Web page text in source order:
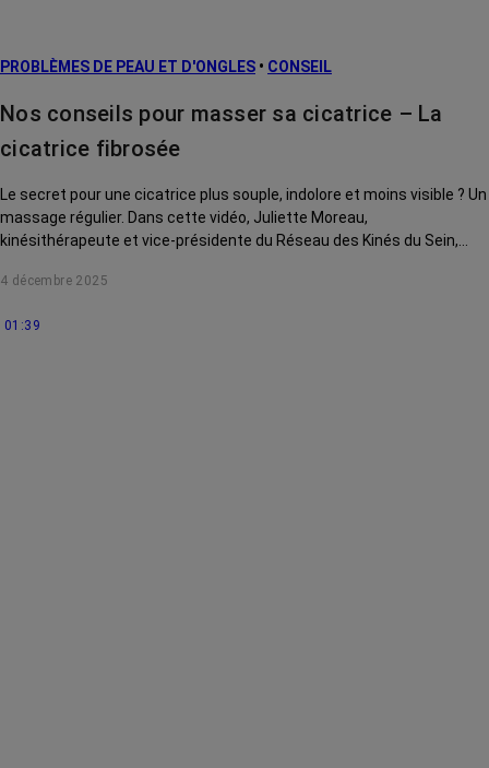
PROBLÈMES DE PEAU ET D'ONGLES • CONSEIL
Nos conseils pour masser sa cicatrice – La
cicatrice fibrosée
Le secret pour une cicatrice plus souple, indolore et moins visible ? Un
massage régulier. Dans cette vidéo, Juliette Moreau,
kinésithérapeute et vice-présidente du Réseau des Kinés du Sein,
fibrosée.
4 décembre 2025
01:39